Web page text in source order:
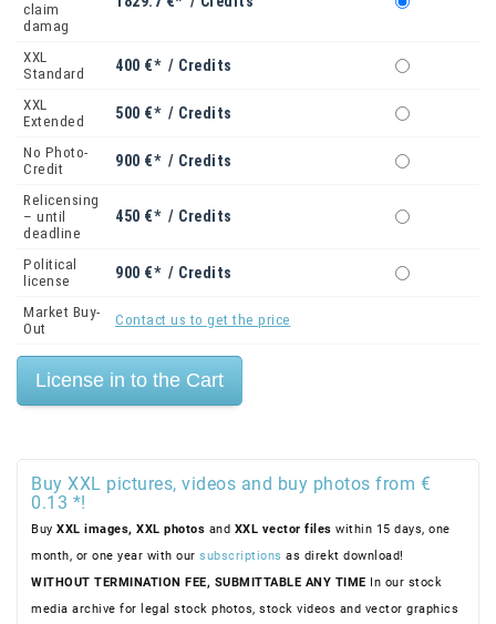
claim
damag
XXL
Standard
400 €* / Credits
XXL
Extended
500 €* / Credits
No Photo-
Credit
900 €* / Credits
Relicensing
– until
deadline
450 €* / Credits
Political
license
900 €* / Credits
Market Buy-
Out
Contact us to get the price
Buy XXL pictures, videos and buy photos from €
0.13 *!
Buy XXL images, XXL photos and XXL vector files within 15 days, one
month, or one year with our subscriptions as direkt download!
WITHOUT TERMINATION FEE, SUBMITTABLE ANY TIME In our stock
media archive for legal stock photos, stock videos and vector graphics